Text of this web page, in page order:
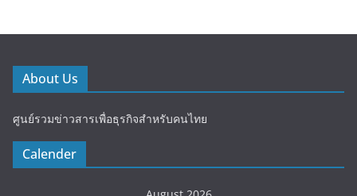
About Us
ศูนย์รวมข่าวสารเพื่อธุรกิจสำหรับคนไทย
Calender